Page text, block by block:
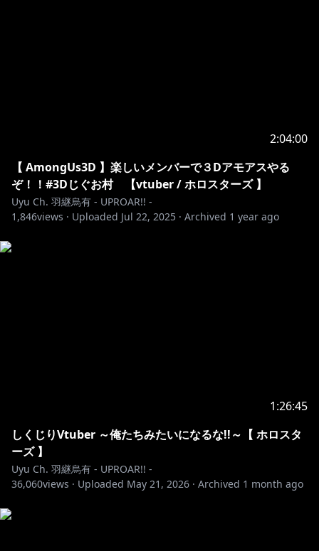
2:04:00
【 AmongUs3D 】楽しいメンバーで３Dアモアスやる
ぞ！！#3Dじぐお村 【vtuber / ホロスターズ 】
Uyu Ch. 羽継烏有 - UPROAR!! -
1,846views · Uploaded Jul 22, 2025 · Archived 1 year ago
1:26:45
しくじりVtuber ～俺たちみたいになるな!!～【 ホロスタ
ーズ 】
Uyu Ch. 羽継烏有 - UPROAR!! -
36,060views · Uploaded May 21, 2026 · Archived 1 month ago